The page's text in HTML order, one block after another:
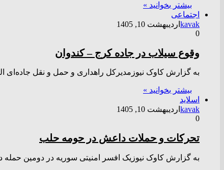
بیشتر بخوانید »
اجتماعی
kavak اردیبهشت 10, 1405
0
وقوع سیلاب در جاده کرج – کندوان
به گزارش کاوک نیوزمدیرکل راهداری و حمل و نقل
بیشتر بخوانید »
اسلاید
kavak اردیبهشت 10, 1405
0
تحرکات و حملات داعش در حومه حلب
به گزارش کاوک نیوزیک افسر امنیتی سوریه در دومین